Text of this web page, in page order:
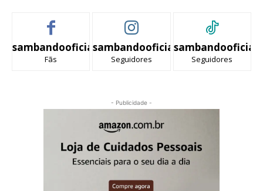
sambandooficial
Fãs
sambandooficial
Seguidores
sambandooficial
Seguidores
- Publicidade -